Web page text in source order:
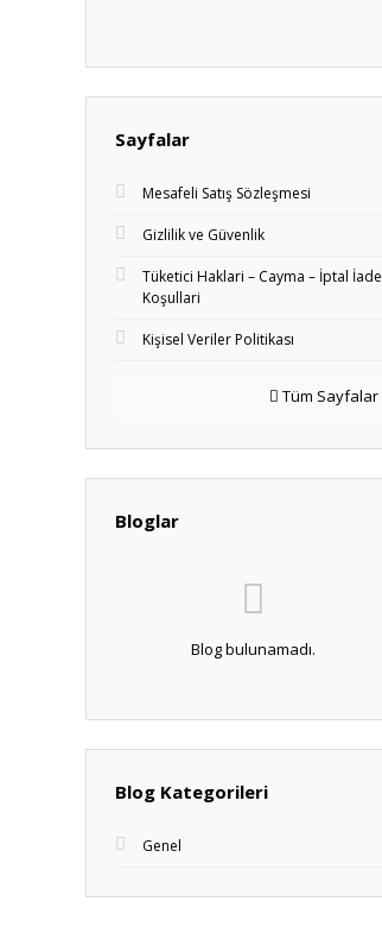
Sayfalar
Mesafeli Satış Sözleşmesi
Gizlilik ve Güvenlik
Tüketici Haklari – Cayma – İptal İade
Koşullari
Kişisel Veriler Politikası
Tüm Sayfalar
Bloglar
Blog bulunamadı.
Blog Kategorileri
Genel